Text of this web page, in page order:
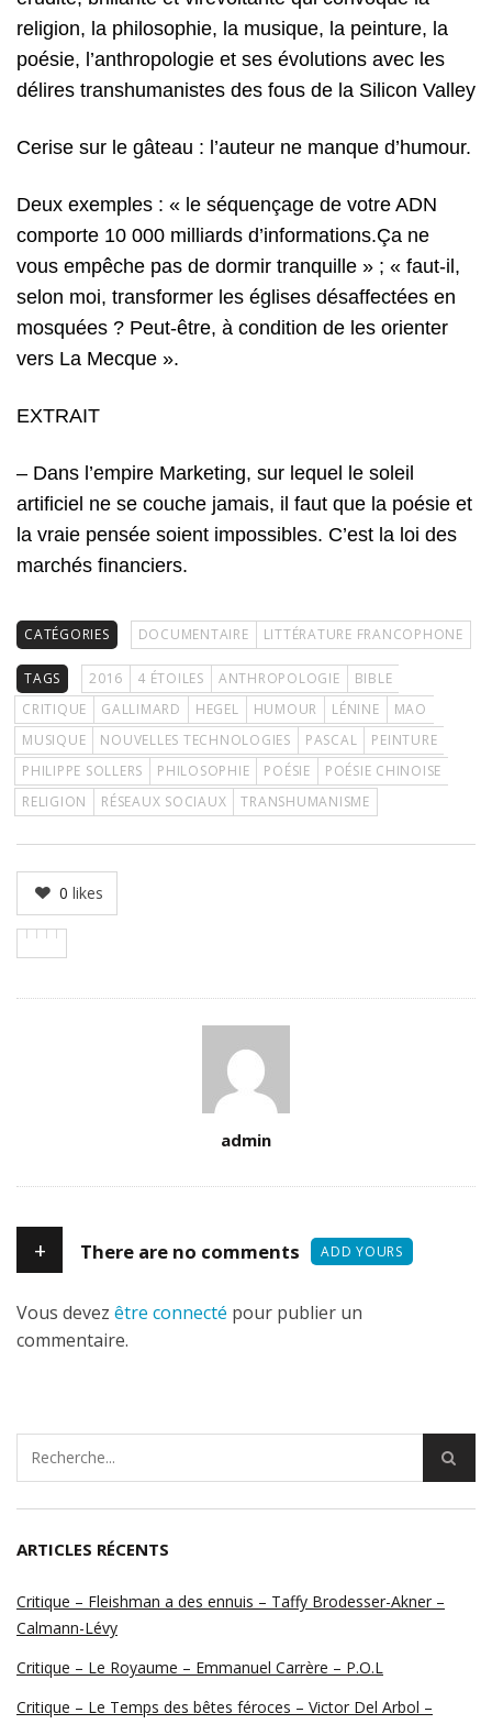
religion, la philosophie, la musique, la peinture, la
poésie, l’anthropologie et ses évolutions avec les
délires transhumanistes des fous de la Silicon Valley
Cerise sur le gâteau : l’auteur ne manque d’humour.
Deux exemples : « le séquençage de votre ADN
comporte 10 000 milliards d’informations.Ça ne
vous empêche pas de dormir tranquille » ; « faut-il,
selon moi, transformer les églises désaffectées en
mosquées ? Peut-être, à condition de les orienter
vers La Mecque ».
EXTRAIT
– Dans l’empire Marketing, sur lequel le soleil
artificiel ne se couche jamais, il faut que la poésie et
la vraie pensée soient impossibles. C’est la loi des
marchés financiers.
CATÉGORIES DOCUMENTAIRE LITTÉRATURE FRANCOPHONE
TAGS 2016 4 ÉTOILES ANTHROPOLOGIE
BIBLE
CRITIQUE
GALLIMARD HEGEL HUMOUR LÉNINE
MAO
MUSIQUE
NOUVELLES TECHNOLOGIES PASCAL
PEINTURE
PHILIPPE SOLLERS
PHILOSOPHIE POÉSIE
POÉSIE CHINOISE
RELIGION
RÉSEAUX SOCIAUX TRANSHUMANISME
0 likes
admin
+ There are no comments ADD YOURS
Vous devez être connecté pour publier un
commentaire.
ARTICLES RÉCENTS
Critique – Fleishman a des ennuis – Taffy Brodesser-Akner –
Calmann-Lévy
Critique – Le Royaume – Emmanuel Carrère – P.O.L
Critique – Le Temps des bêtes féroces – Victor Del Arbol –